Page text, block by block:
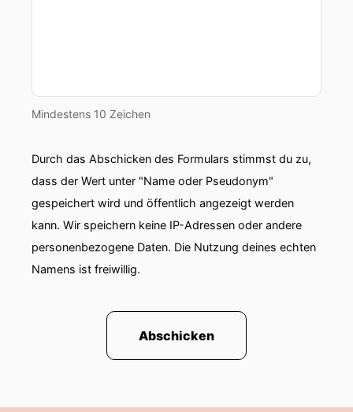
Mindestens 10 Zeichen
Durch das Abschicken des Formulars stimmst du zu,
dass der Wert unter "Name oder Pseudonym"
gespeichert wird und öffentlich angezeigt werden
kann. Wir speichern keine IP-Adressen oder andere
personenbezogene Daten. Die Nutzung deines echten
Namens ist freiwillig.
Abschicken